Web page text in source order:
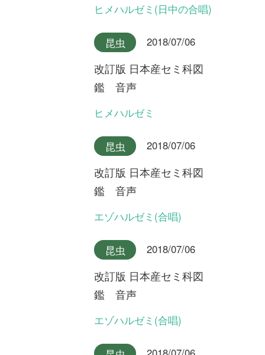
昆虫 2018/07/06
改訂版 日本産セミ科図
鑑 音声
クマゼミ(合唱)
昆虫 2018/07/06
改訂版 日本産セミ科図
鑑 音声
クマゼミ
昆虫 2018/07/06
改訂版 日本産セミ科図
鑑 音声
スジアカクマゼミ
改訂版 日本産セミ科図
鑑 音声